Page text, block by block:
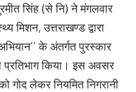
सिंह (से नि) ने मंगलवार
मिशन, उत्तराखण्ड द्वारा
के अंतर्गत पुरस्कार
प्रतिभाग किया। इस अवसर
गोद लेकर नियमित निगरानी